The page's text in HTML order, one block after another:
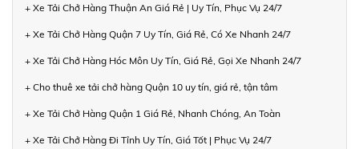
+ Xe Tải Chở Hàng Thuận An Giá Rẻ | Uy Tín, Phục Vụ 24/7
+ Xe Tải Chở Hàng Quận 7 Uy Tín, Giá Rẻ, Có Xe Nhanh 24/7
+ Xe Tải Chở Hàng Hóc Môn Uy Tín, Giá Rẻ, Gọi Xe Nhanh 24/7
+ Cho thuê xe tải chở hàng Quận 10 uy tín, giá rẻ, tận tâm
+ Xe Tải Chở Hàng Quận 1 Giá Rẻ, Nhanh Chóng, An Toàn
+ Xe Tải Chở Hàng Đi Tỉnh Uy Tín, Giá Tốt | Phục Vụ 24/7